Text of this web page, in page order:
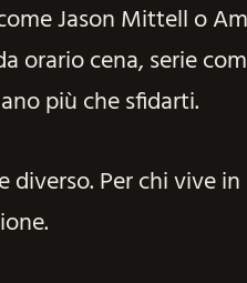
Jason Mittell o
orario cena, serie
più che sfidarti.
diverso. Per chi vive